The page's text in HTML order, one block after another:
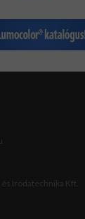
Irodatechnika Kft.